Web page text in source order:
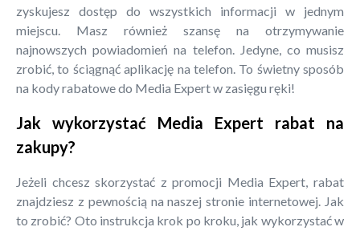
zyskujesz dostęp do wszystkich informacji w jednym
miejscu. Masz również szansę na otrzymywanie
najnowszych powiadomień na telefon. Jedyne, co musisz
zrobić, to ściągnąć aplikację na telefon. To świetny sposób
na kody rabatowe do Media Expert w zasięgu ręki!
Jak wykorzystać Media Expert rabat na
zakupy?
Jeżeli chcesz skorzystać z promocji Media Expert, rabat
znajdziesz z pewnością na naszej stronie internetowej. Jak
to zrobić? Oto instrukcja krok po kroku, jak wykorzystać w